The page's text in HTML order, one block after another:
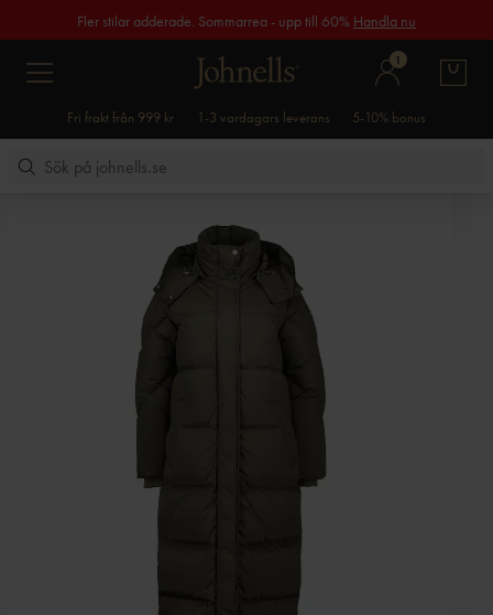
Fler stilar adderade. Sommarrea - upp till 60% Handla nu
1
Fri frakt från 999 kr 1-3 vardagars leverans 5-10% bonus